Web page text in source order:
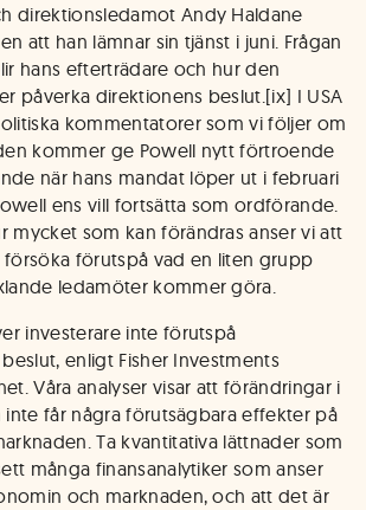
direktionsledamot Andy Haldane
att han lämnar sin tjänst i juni. Frågan
hans efterträdare och hur den
påverka direktionens beslut.[ix] I USA
kommentatorer som vi följer om
kommer ge Powell nytt förtroende
när hans mandat löper ut i februari
ens vill fortsätta som ordförande.
mycket som kan förändras anser vi att
förutspå vad en liten grupp
ledamöter kommer göra.
investerare inte förutspå
enligt Fisher Investments
Våra analyser visar att förändringar i
får några förutsägbara effekter på
Ta kvantitativa lättnader som
många finansanalytiker som anser
och marknaden, och att det är